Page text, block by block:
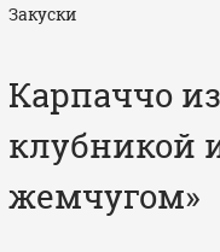
Закуски
Карпаччо
клубникой
жемчугом»